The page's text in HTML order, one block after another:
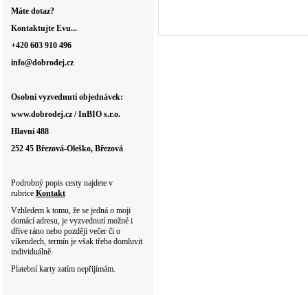
Máte dotaz?
Kontaktujte Evu...
+420 603 910 496
info@dobrodej.cz
Osobní vyzvednutí objednávek:
www.dobrodej.cz / InBIO s.r.o.
Hlavní 488
252 45 Březová-Oleško, Březová
Podrobný popis cesty najdete v
rubrice Kontakt
Vzhledem k tomu, že se jedná o moji
domácí adresu, je vyzvednutí možné i
dříve ráno nebo později večer či o
víkendech, termín je však třeba domluvit
individuálně.
Platební karty zatím nepřijímám.